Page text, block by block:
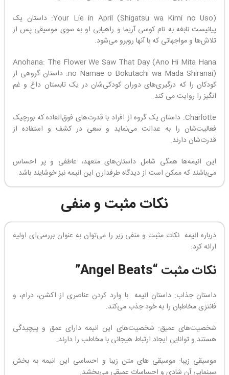
Your Lie in April (Shigatsu wa Kimi no Uso): داستان یک
پیانیست نابغه به نام کوسی آریما و راهیابی او به سوی موسیقی پس از
تلاش‌ها و مواجهاتی که با آنها روبرو می‌شود.
Anohana: The Flower We Saw That Day (Ano Hi Mita Hana
no Namae o Bokutachi wa Mada Shiranai): داستان گروهی از
کودکان را که درگیری‌های دوران کودکی‌شان در یک تابستان داغ و غم
انگیز را روایت می کند.
Charlotte: داستان یک گروه از افراد با قدرت‌های فوق‌العاده که بورچیک
فعالیت‌شان را به عدالت می‌نماید و سعی در کشف و استفاده از
قدرت‌شان دارند.
این انیمه‌ها همگی شامل داستان‌های متعهد، عاطفی و پر احساس
می‌باشند که ممکن است از دیدگاه طرفدارن این انیمه نیز خوشایند باشد.
نکات مثبت و منفی
درباره انیمه نکات مثبت و منفی زیر را می‌توان به عنوان بررسی‌ای اولیه
ارائه کرد:
نکات مثبت “Angel Beats”
داستان جذاب: داستان انیمه با وارد کردن عناصری از اکشن، درام، و
فانتزی مخاطبان را به خود جذب می‌کند.
شخصیت‌های عمیق: شخصیت‌های این انیمه دارای عمق و پیچیدگی
هستند و توانایی ایجاد ارتباط هیجانی با مخاطب را دارند.
موسیقی زیبا: موسیقی های متن زیبا و احساسی این انیمه به بخش
سینمایی آن شادی و احساسات عمیقی می‌بخشد.